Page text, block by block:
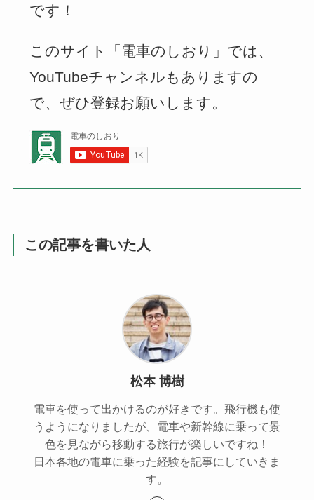
です！
このサイト「電車のしおり」では、
YouTubeチャンネルもありますの
で、ぜひ登録お願いします。
この記事を書いた人
松本 博樹
電車を使って出かけるのが好きです。飛行機も使
うようになりましたが、電車や新幹線に乗って景
色を見ながら移動する旅行が楽しいですね！
日本各地の電車に乗った経験を記事にしていきま
す。